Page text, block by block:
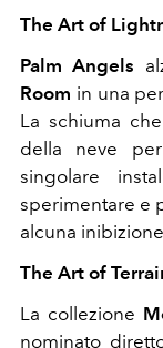
The Art of
Palm Angels
Room in una
La schiuma
della neve
singolare
sperimentare e
alcuna
The Art of
La collezione
nominato